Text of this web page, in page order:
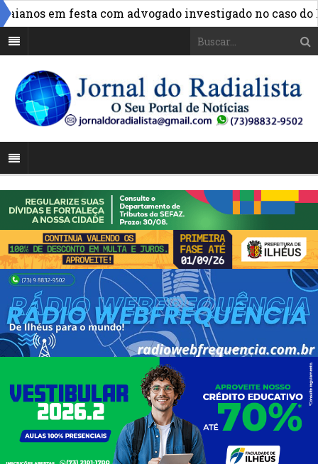
em festa com advogado investigado no caso do